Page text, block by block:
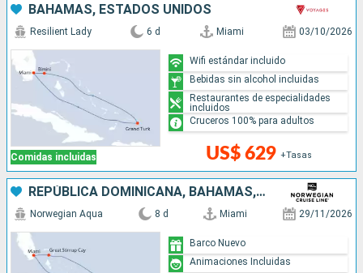
BAHAMAS, ESTADOS UNIDOS
Comidas incluidas
Resilient Lady 6 d Miami 03/10/2026
US$ 629 +Tasas
Wifi estándar incluido
Bebidas sin alcohol incluidas
Restaurantes de especialidades
incluidos
Cruceros 100% para adultos
REPÚBLICA DOMINICANA, BAHAMAS, ESTADOS UNIDOS
Norwegian Aqua 8 d Miami 29/11/2026
Barco Nuevo
Animaciones Incluidas